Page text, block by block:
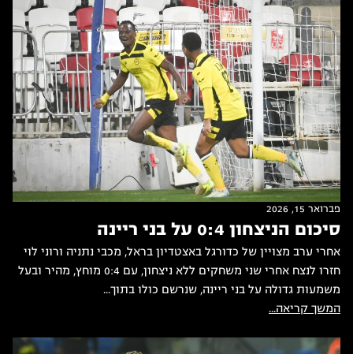
פברואר 15, 2026
סיכום הניצחון 0:4 על בני ריינה
אחרי ערב מצויין של כדורגל באצטדיון בראל, מכבי נתניה ורוני לוי
חזרו לנצח אחרי שני משחקים ללא ניצחון, עם 0:4 מוחץ, מהיר ובעל
משמעות גדולה על בני ריינה, שנרשם כולו בתוך...
המשך קריאה...